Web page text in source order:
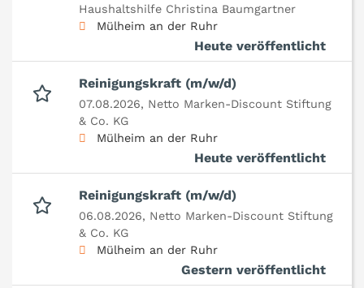
Haushaltshilfe Christina Baumgartner
Mülheim an der Ruhr
Heute veröffentlicht
Reinigungskraft (m/w/d)
07.08.2026, Netto Marken-Discount Stiftung
& Co. KG
Mülheim an der Ruhr
Heute veröffentlicht
Reinigungskraft (m/w/d)
06.08.2026, Netto Marken-Discount Stiftung
& Co. KG
Mülheim an der Ruhr
Gestern veröffentlicht